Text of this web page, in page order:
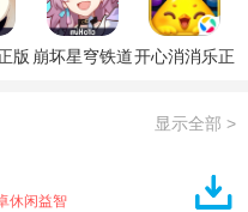
版 崩坏星穹铁道开心消消乐正
显示全部 >
休闲益智